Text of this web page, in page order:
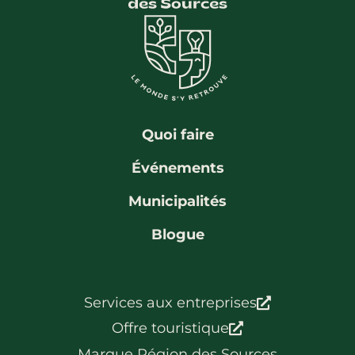
Bénévolat
Communauté d’affaires
Travailleurs autonomes
Coups de cœur
Itinéraires
Pédalez!
Blogue
Quoi faire
Événements
Municipalités
Blogue
Services aux entreprises
Offre touristique